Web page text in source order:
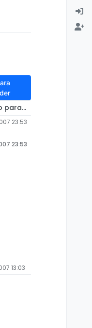
para Mais Recente
23:53
23:53
13:03